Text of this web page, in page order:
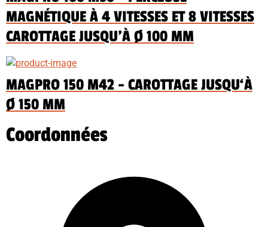
MAGNÉTIQUE À 4 VITESSES ET 8 VITESSES
CAROTTAGE JUSQU'À Ø 100 MM
MAGPRO 150 M42 - CAROTTAGE JUSQU‘À
Ø 150 MM
Coordonnées